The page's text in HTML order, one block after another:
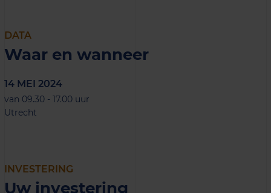
DATA
Waar en wanneer
14 MEI 2024
van 09.30 - 17.00 uur
Utrecht
INVESTERING
Uw investering